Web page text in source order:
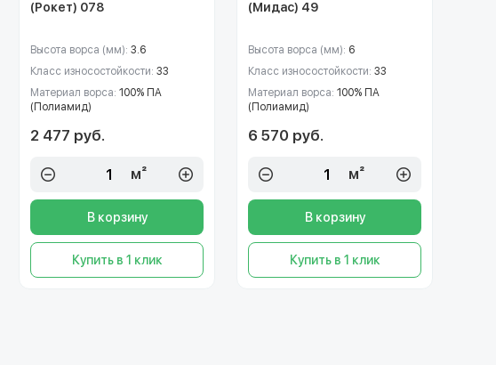
(Рокет) 078
Высота ворса (мм): 3.6
Класс износостойкости: 33
Материал ворса: 100% ПА
(Полиамид)
2 477 руб.
м²
В корзину
Купить в 1 клик
(Мидас) 49
Высота ворса (мм): 6
Класс износостойкости: 33
Материал ворса: 100% ПА
(Полиамид)
6 570 руб.
м²
В корзину
Купить в 1 клик